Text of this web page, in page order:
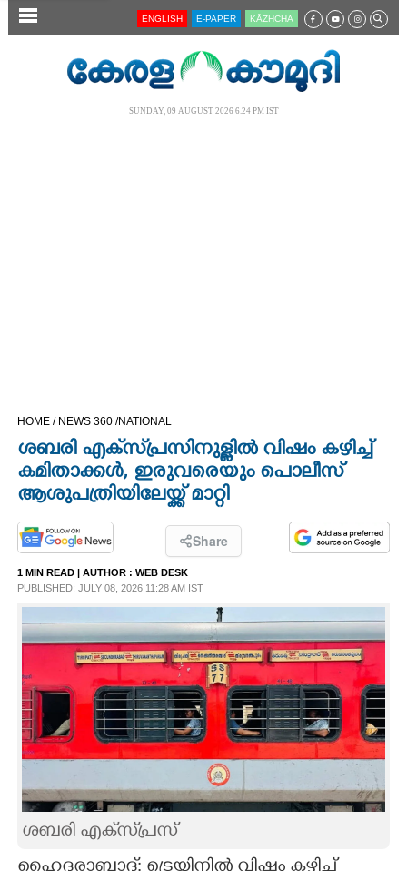
SECTIONS
CINEMA
OPINION
PHOTOS
LIFESTYLE
SPIRITUAL
INFO+
ART
ASTRO
ENGLISH E-PAPER KĀZHCHA
SUNDAY, 09 AUGUST 2026 6.24 PM IST
HOME / NEWS 360 /NATIONAL
ശബരി എക്‌സ്‌പ്രസിനുള്ളിൽ വിഷം കഴിച്ച്
കമിതാക്കൾ, ഇരുവരെയും പൊലീസ്
ആശുപത്രിയിലേയ്ക്ക് മാറ്റി
Share
1 MIN READ | AUTHOR : WEB DESK
PUBLISHED: JULY 08, 2026 11:28 AM IST
ശബരി എക്‌സ്‌പ്രസ്